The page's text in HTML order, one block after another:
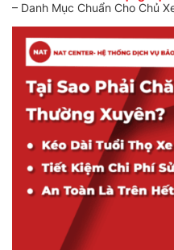
– Danh Mục Chuẩn Cho Chủ